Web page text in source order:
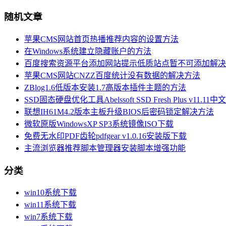
随机文章
苹果CMS网站首页热播推荐内容的设置方法
在Windows系统建立隐藏账户的方法
百度搜索资源平台添加网站提示低质站点暂不可添加解
苹果CMS网站CNZZ百度统计没有数据的解决方法
ZBlog1.6低版本安装1.7高版本插件主题的方法
SSD固态硬盘优化工具Abelssoft SSD Fresh Plus v11.11中
联想IH61M4.2版本主板升级BIOS后密码锁定解决方法
微软原版WindowsXP SP3系统镜像ISO下载
免费无水印PDF齿轮pdfgear v1.0.16安装版下载
主流浏览器推荐脚本管理器安装脚本增强功能
分类
win10系统下载
win11系统下载
win7系统下载